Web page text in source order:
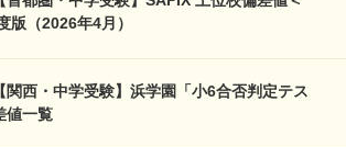
版（2026年4月）
関西・中学受験】浜学園「小6合否判定テス
値一覧